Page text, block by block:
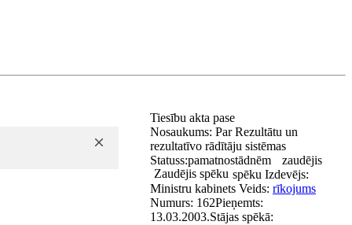
Tiesību akta pase
Nosaukums: Par Rezultātu un
rezultatīvo rādītāju sistēmas
pamatnostādnēm
Statuss:
Zaudējis spēku
zaudējis
spēku Izdevējs:
Ministru kabinets Veids: rīkojums
Numurs: 162Pieņemts:
13.03.2003.Stājas spēkā: